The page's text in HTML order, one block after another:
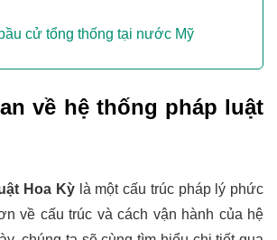
cử tổng thống tại nước Mỹ
về hệ thống pháp luật
Hoa Kỳ là một cấu trúc pháp lý phức
về cấu trúc và cách vận hành của hệ